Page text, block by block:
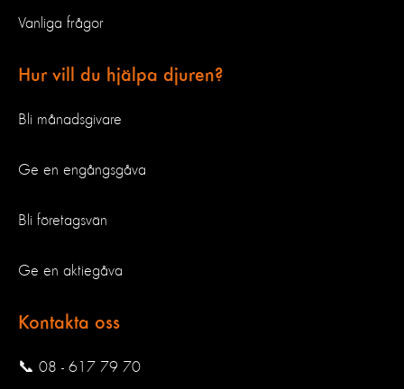
Vanliga frågor
Hur vill du hjälpa djuren?
Bli månadsgivare
Ge en engångsgåva
Bli företagsvän
Ge en aktiegåva
Kontakta oss
📞 08 - 617 79 70